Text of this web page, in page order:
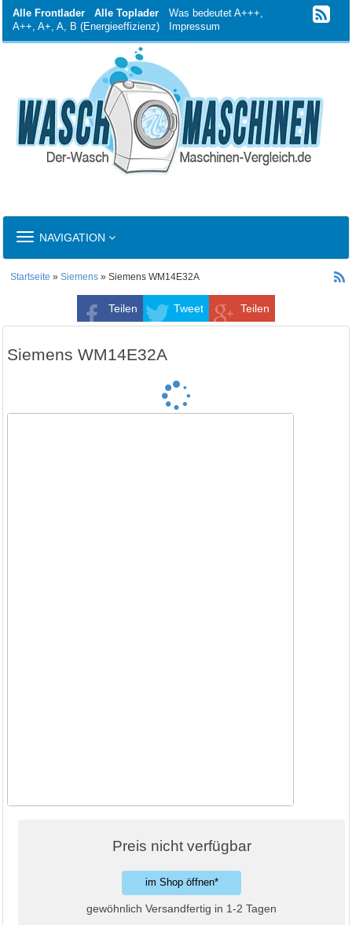
Alle Frontlader Alle Toplader
Was bedeutet A+++,
A++, A+, A, B (Energieeffizienz)
Impressum
TOGGLE
NAVIGATION
Startseite » Siemens » Siemens WM14E32A
Teilen Tweet Teilen
Siemens WM14E32A
Preis nicht verfügbar
im Shop öffnen*
gewöhnlich Versandfertig in 1-2 Tagen